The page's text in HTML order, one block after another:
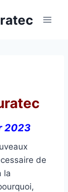
2023
de
la